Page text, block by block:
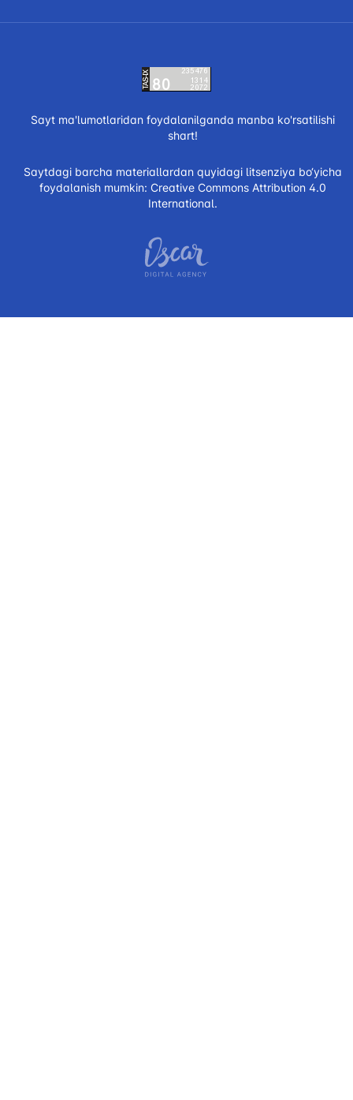
Sayt ma'lumotlaridan foydalanilganda manba ko'rsatilishi
shart!
Saytdagi barcha materiallardan quyidagi litsenziya bo‘yicha
foydalanish mumkin: Creative Commons Attribution 4.0
International.